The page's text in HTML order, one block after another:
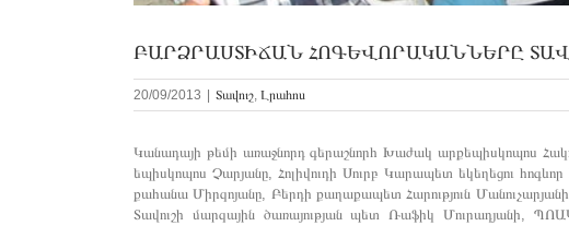
ԲԱՐՁՐԱՍՏԻՃԱՆ ՀՈԳԵՎՈՐԱԿԱՆՆԵՐԸ
20/09/2013 Տավուշ, Լրահոս
Կանադայի թեմի առաջնորդ գերաշնորհ Խաժակ արքեպիսկոպոս
եպիսկոպոս Չարյանը, Հոլիվուդի Սուրբ Կարապետ եկեղեցու
քահանա Միրզոյանը, Բերդի քաղաքապետ Հարություն
Տավուշի մարզային ծառայության պետ Ռաֆիկ Մուրադյանի,